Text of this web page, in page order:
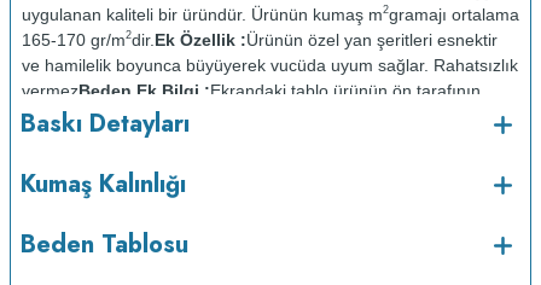
uygulanan kaliteli bir üründür. Ürünün kumaş m2gramajı ortalama
165-170 gr/m2dir. Ek Özellik :Ürünün özel yan şeritleri esnektir
ve hamilelik boyunca büyüyerek vucüda uyum sağlar. Rahatsızlık
vermezBeden Ek Bilgi :Ekrandaki tablo ürünün ön tarafının
ölçüsüdür. Arka taraf ön taraftan 2cm daha kısadır.
Baskılarda kullanılan boyalar sertifikalı ve güvenlidir;
maksimum 30 o C de ve tersten yıkanır.
Orta ısıda ve tersten
Baskı Detayları
Kumaş Kalınlığı
Beden Tablosu